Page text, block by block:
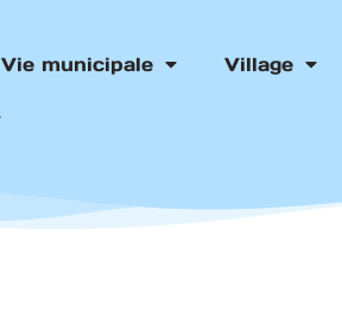
Vie municipale Village